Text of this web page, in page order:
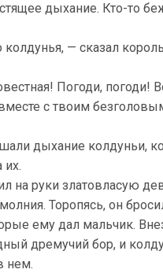
дыхание. Кто-то
— сказал
Погоди, погоди!
с твоим
дыхание колдуньи,
их.
на руки златовласую
Торопясь, он
ему дал мальчик.
дремучий бор, и
нем.